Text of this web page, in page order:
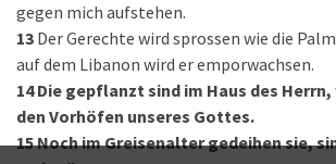
gegen mich aufstehen.
13 Der Gerechte wird sprossen wie die
auf dem Libanon wird er emporwachsen.
14 Die gepflanzt sind im Haus des
den Vorhöfen unseres Gottes.
15Noch im Greisenalter gedeihen sie,